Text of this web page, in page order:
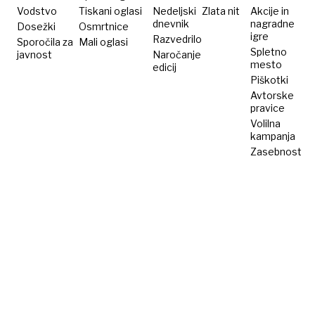
Vodstvo
Dosežki
Sporočila za
javnost
Tiskani oglasi
Osmrtnice
Mali oglasi
Nedeljski
dnevnik
Razvedrilo
Naročanje
edicij
Zlata nit
Akcije in
nagradne
igre
Spletno
mesto
Piškotki
Avtorske
pravice
Volilna
kampanja
Zasebnost